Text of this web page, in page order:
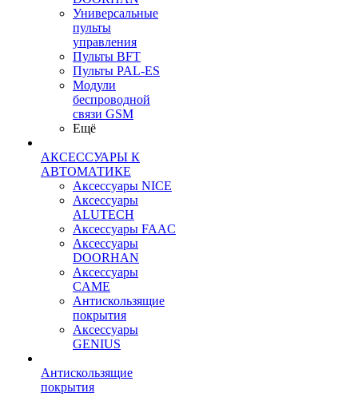
Универсальные
пульты
управления
Пульты BFT
Пульты PAL-ES
Модули
беспроводной
связи GSM
Ещё
АКСЕССУАРЫ К
АВТОМАТИКЕ
Аксессуары NICE
Аксессуары
ALUTECH
Аксессуары FAAC
Аксессуары
DOORHAN
Аксессуары
CAME
Антискользящие
покрытия
Аксессуары
GENIUS
Антискользящие
покрытия